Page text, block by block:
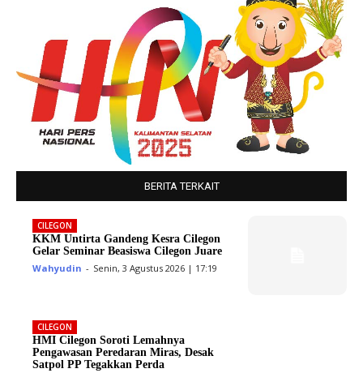
BERITA TERKAIT
CILEGON
KKM Untirta Gandeng Kesra Cilegon
Gelar Seminar Beasiswa Cilegon Juare
Wahyudin - Senin, 3 Agustus 2026 | 17:19
CILEGON
HMI Cilegon Soroti Lemahnya
Pengawasan Peredaran Miras, Desak
Satpol PP Tegakkan Perda